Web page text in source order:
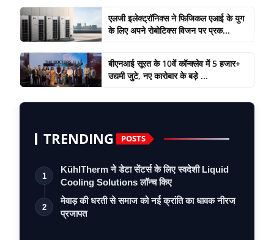
एलजी इलेक्ट्रॉनिक्स ने फिजिकल एआई के युग
के लिए अपने रोबोटिक्स विजन पर प्रक...
बीएनआई सूरत के 10वें कॉन्क्लेव में 5 हजार+
उद्यमी जुटे, नए कारोबार के बड़े ...
TRENDING POSTS
1
KühlTherm ने डेटा सेंटर्स के लिए स्वदेशी Liquid
Cooling Solutions लॉन्च किए
2
मेवाड़ की धरती से समाज को नई क्रांति का धावक नीरज
प्रजापत